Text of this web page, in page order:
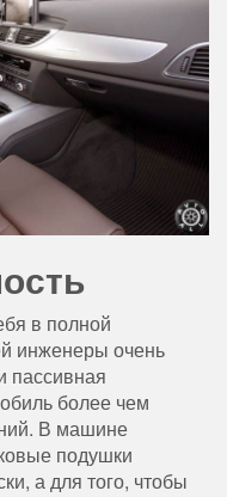
в полной
инженеры очень
пассивная
более чем
В машине
подушки
а для того, чтобы